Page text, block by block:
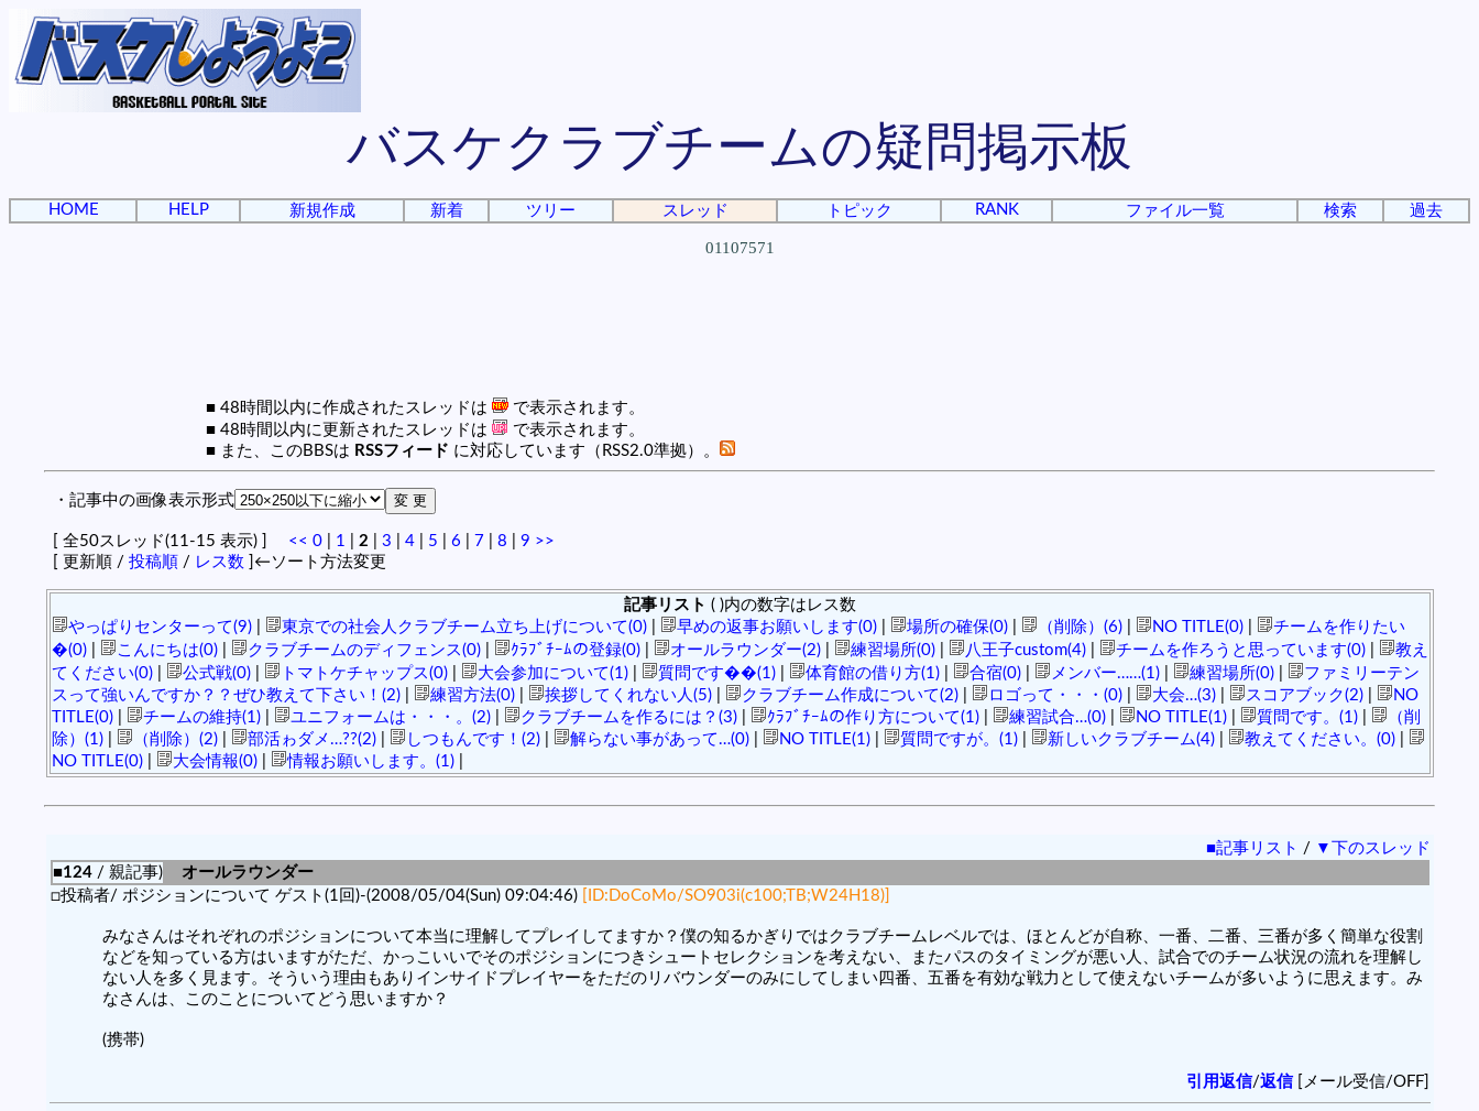
バスケクラブチームの疑問掲示板
HOME HELP 新規作成 新着 ツリー スレッド トピック RANK ファイル一覧 検索 過去
01107571
■ 48時間以内に作成されたスレッドは
で表示されます。
■ 48時間以内に更新されたスレッドは
で表示されます。
■ また、このBBSは RSSフィード に対応しています（RSS2.0準拠）。
・記事中の画像表示形式
[ 全50スレッド(11-15 表示) ] << 0 1 2 3 4 5 6 7 8 9 >>
[ 更新順 / 投稿順 / レス数 ]←ソート方法変更
記事リスト ( )内の数字はレス数
やっぱりセンターって(9)| 東京での社会人クラブチーム立ち上げについて(0)| 早めの返事お願いします(0)| 場所の確保(0)| （削除）(6)| NO TITLE(0)|
チームを作りたい
�(0)| こんにちは(0)| クラブチームのディフェンス(0)| ｸﾗﾌﾞﾁｰﾑの登録(0)| オールラウンダー(2)| 練習場所(0)| 八王子custom(4)| チームを作ろうと思っています(0)|
教え
てください(0)| 公式戦(0)| トマトケチャップス(0)| 大会参加について(1)| 質問です��(1)| 体育館の借り方(1)| 合宿(0)| メンバー……(1)| 練習場所(0)|
ファミリーテン
スって強いんですか？？ぜひ教えて下さい！(2)| 練習方法(0)| 挨拶してくれない人(5)| クラブチーム作成について(2)| ロゴって・・・(0)| 大会…(3)| スコアブック(2)|
NO
TITLE(0)| チームの維持(1)| ユニフォームは・・・。(2)| クラブチームを作るには？(3)| ｸﾗﾌﾞﾁｰﾑの作り方について(1)| 練習試合…(0)| NO TITLE(1)| 質問です。(1)|
（削
除）(1)| （削除）(2)| 部活ゎダメ…??(2)| しつもんです！(2)| 解らない事があって…(0)| NO TITLE(1)| 質問ですが。(1)| 新しいクラブチーム(4)| 教えてください。(0)|
NO TITLE(0)| 大会情報(0)| 情報お願いします。(1)|
■記事リスト / ▼下のスレッド
■124/ 親記事)
オールラウンダー
□投稿者/ ポジションについて ゲスト(1回)-(2008/05/04(Sun) 09:04:46)
[ID:DoCoMo/SO903i(c100;TB;W24H18)]
みなさんはそれぞれのポジションについて本当に理解してプレイしてますか？僕の知るかぎりではクラブチームレベルでは、ほとんどが自称、一番、二番、三番が多く簡単な役割
などを知っている方はいますがただ、かっこいいでそのポジションにつきシュートセレクションを考えない、またパスのタイミングが悪い人、試合でのチーム状況の流れを理解し
ない人を多く見ます。そういう理由もありインサイドプレイヤーをただのリバウンダーのみにしてしまい四番、五番を有効な戦力として使えないチームが多いように思えます。み
なさんは、このことについてどう思いますか？
(携帯)
引用返信/返信[メール受信/OFF]